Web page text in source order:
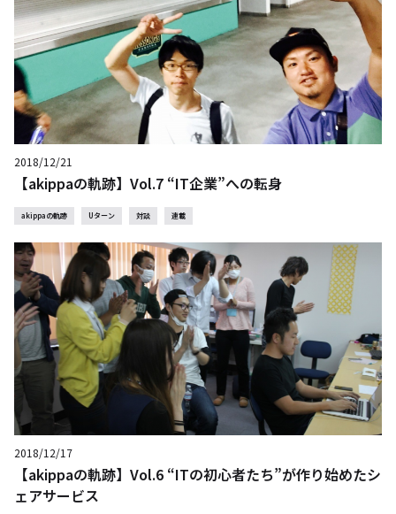
2018/12/21
【akippaの軌跡】Vol.7 “IT企業”への転身
akippaの軌跡 Uターン 対談 連載
2018/12/17
【akippaの軌跡】Vol.6 “ITの初心者たち”が作り始めたシ
ェアサービス